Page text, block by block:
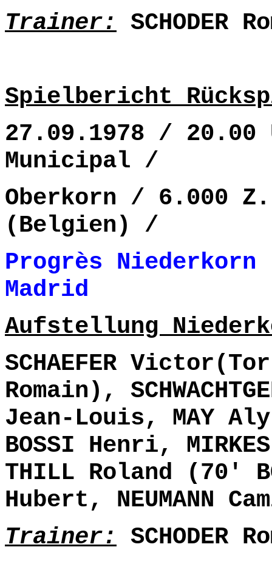
Trainer: SCHODER
Spielbericht
27.09.1978 / 20.00
Municipal /
Oberkorn / 6.000
(Belgien) /
Progrès
Madrid 0-
Aufstellung
SCHAEFER
Romain),
Jean-Louis, MAY
BOSSI Henri,
THILL Roland (70'
Hubert, NEUMANN
Trainer: SCHODER